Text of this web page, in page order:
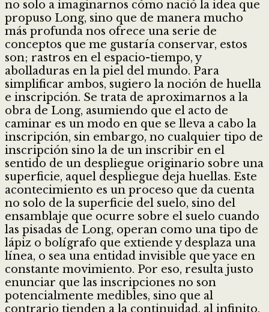
no solo a imaginarnos cómo nació la idea que
propuso Long, sino que de manera mucho
más profunda nos ofrece una serie de
conceptos que me gustaría conservar, estos
son; rastros en el espacio-tiempo, y
abolladuras en la piel del mundo. Para
simplificar ambos, sugiero la noción de huella
e inscripción. Se trata de aproximarnos a la
obra de Long, asumiendo que el acto de
caminar es un modo en que se lleva a cabo la
inscripción, sin embargo, no cualquier tipo de
inscripción sino la de un inscribir en el
sentido de un despliegue originario sobre una
superficie, aquel despliegue deja huellas. Este
acontecimiento es un proceso que da cuenta
no solo de la superficie del suelo, sino del
ensamblaje que ocurre sobre el suelo cuando
las pisadas de Long, operan como una tipo de
lápiz o bolígrafo que extiende y desplaza una
línea, o sea una entidad invisible que yace en
constante movimiento. Por eso, resulta justo
enunciar que las inscripciones no son
potencialmente medibles, sino que al
contrario tienden a la continuidad, al infinito,